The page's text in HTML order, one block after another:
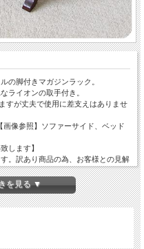
の脚付きマガジンラック。
ライオンの取手付き。
すが丈夫で使用に差支えはありませ
像参照】ソファーサイド、ベッド
します】
。訳あり商品の為、お客様との見解
を見る ▼